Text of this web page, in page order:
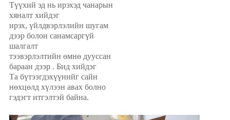
Түүхий эд нь ирэхэд чанарын
хяналт хийдэг
ирэх, үйлдвэрлэлийн шугам
дээр болон санамсаргүй
шалгалт
тээвэрлэлтийн өмнө дууссан
бараан дээр . Бид хийдэг
Та бүтээгдэхүүнийг сайн
нөхцөлд хүлээн авах болно
гэдэгт итгэлтэй байна.